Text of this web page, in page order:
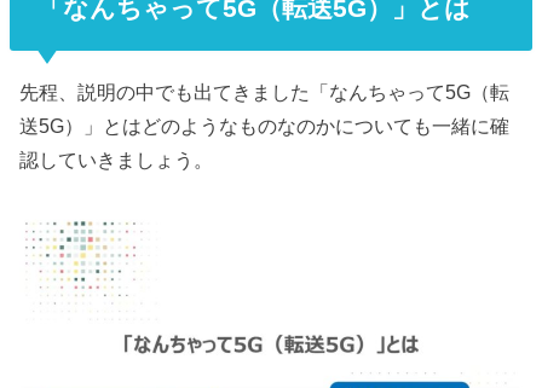
「なんちゃって5G（転送5G）」とは
先程、説明の中でも出てきました「なんちゃって5G（転
送5G）」とはどのようなものなのかについても一緒に確
認していきましょう。